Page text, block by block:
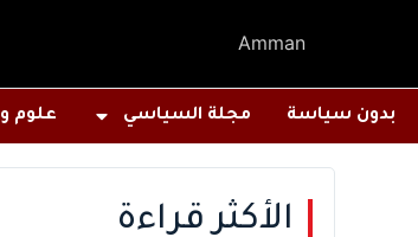
Amman
بدون سياسة مجلة السياسي علوم
الأكثر قراءة